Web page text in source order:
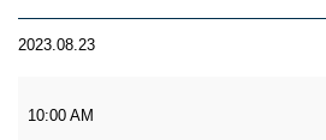
2023.08.23
10:00 AM